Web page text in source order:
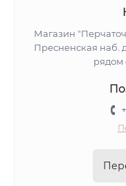
Магазин
Пресненская наб.
рядом